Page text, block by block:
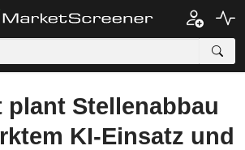
plant Stellenabbau
KI-Einsatz und